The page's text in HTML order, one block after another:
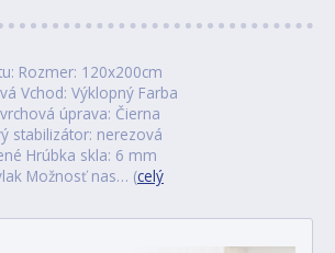
Rozmer: 120x200cm
Vchod: Výklopný Farba
úprava: Čierna
stabilizátor: nerezová
Hrúbka skla: 6 mm
Možnosť nas… (celý